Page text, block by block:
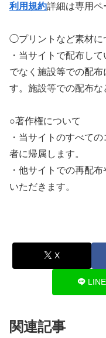
利用規約詳細は専用ペ
◯プリントなど素材に
・当サイトで配布し
でなく施設等での配
す。施設等での配布な
○著作権について
・当サイトのすべて
者に帰属します。
・他サイトでの再配
いただきます。
X
LINE
関連記事